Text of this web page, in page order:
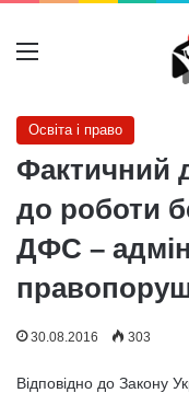
Меню
Освіта і право
Фактичний
до роботи
ДФС –
30.08.2016 303
Відповідно до Закону